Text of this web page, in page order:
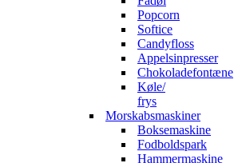
Popcorn
Softice
Candyfloss
Appelsinpresser
Chokoladefontæne
Køle/
frys
Morskabsmaskiner
Boksemaskine
Fodboldspark
Hammermaskine